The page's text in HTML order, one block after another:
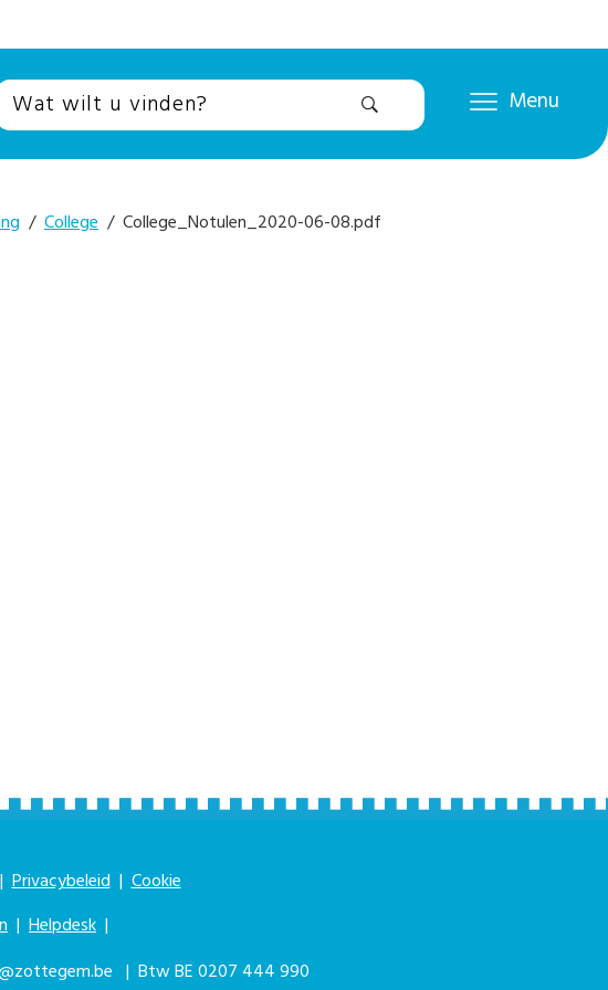
Menu
/ College / College_Notulen_2020-06-08.pdf
|Privacybeleid |Cookie
| Helpdesk |
| Btw BE 0207 444 990